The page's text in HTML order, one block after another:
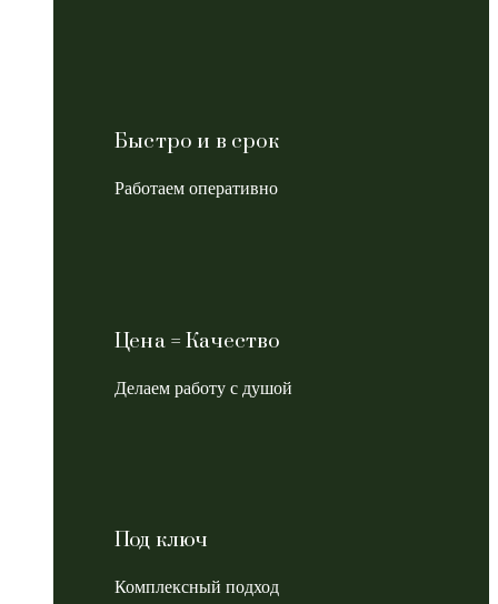
Быстро и в срок
Работаем оперативно
Цена = Качество
Делаем работу с душой
Под ключ
Комплексный подход